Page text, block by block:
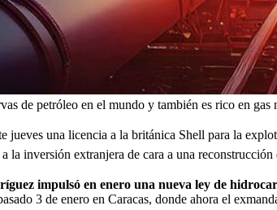
de petróleo en el mundo y también es rico en gas
jueves una licencia a la británica Shell para la
la inversión extranjera de cara a una
impulsó en enero una nueva ley de
3 de enero en Caracas, donde ahora el